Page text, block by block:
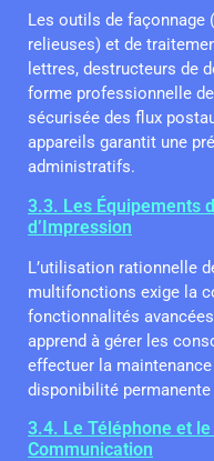
Les outils de façonnage
relieuses) et de
lettres, destructeurs de
forme professionnelle
sécurisée des flux
appareils garantit une
administratifs.
3.3. Les Équipements
d’Impression
L’utilisation rationnelle
multifonctions exige la
fonctionnalités
apprend à gérer les
effectuer la
disponibilité
3.4. Le Téléphone et
Communication